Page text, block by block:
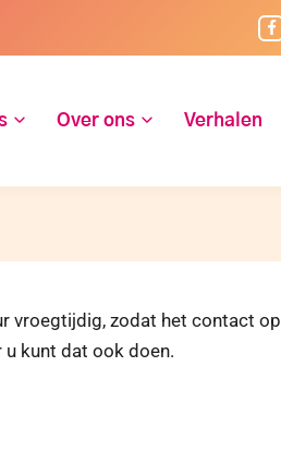
Over ons Verhalen
vroegtijdig, zodat het contact op
kunt dat ook doen.